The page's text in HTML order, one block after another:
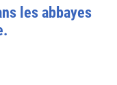
les abbayes